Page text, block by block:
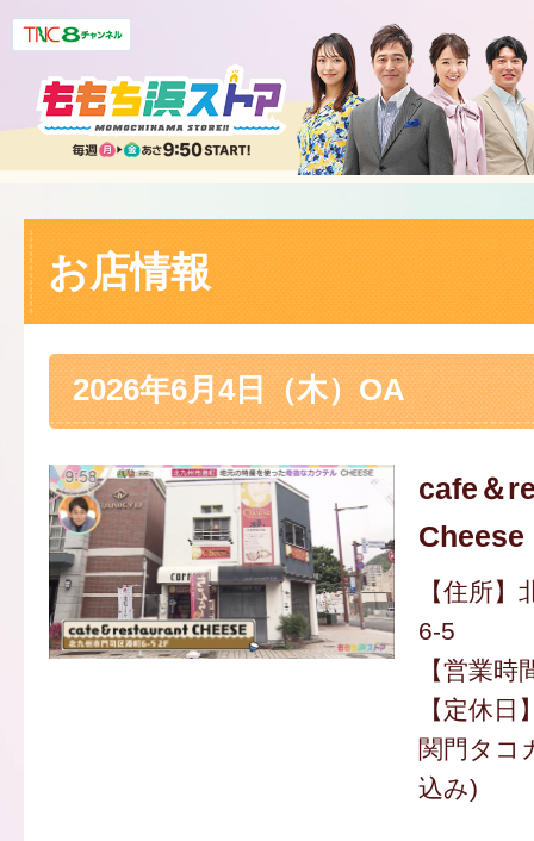
お店情報
2026年6月4日（木）OA
cafe＆
Cheese
【住所
6-5
【営業
【定休日
関門タコ
込み)